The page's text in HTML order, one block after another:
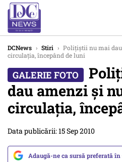
DCNews › Stiri › Poliţiştii nu mai
circulaţia, începând de luni
dau amenzi şi
circulaţia,
Data publicării: 15 Sep 2010
Adaugă-ne ca sursă preferată în